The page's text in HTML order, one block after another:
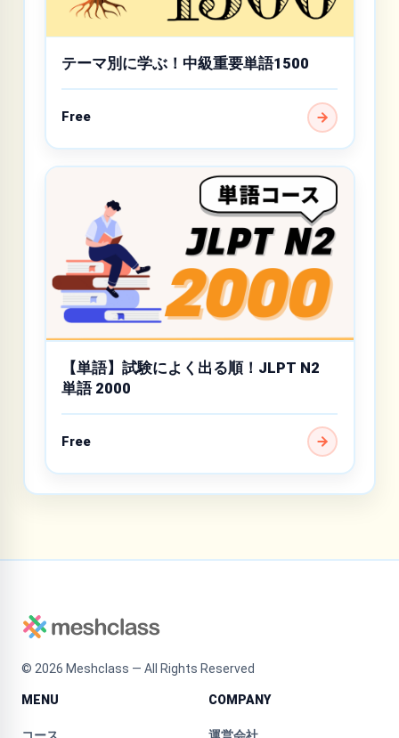
テーマ別に学ぶ！中級重要単語1500
Free
【単語】試験によく出る順！JLPT N2
単語 2000
Free
© 2026 Meshclass — All Rights Reserved
MENU
コース
COMPANY
運営会社